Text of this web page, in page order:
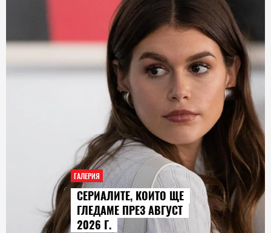
ГАЛЕРИЯ
AUDI Q9 СТАВА НАЙ-
ГОЛЕМИЯТ МОДЕЛ В
ИСТОРИЯТА НА МАРКАТА